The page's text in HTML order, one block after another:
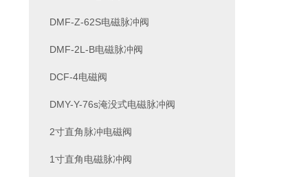
DMF-Z-62S电磁脉冲阀
DMF-2L-B电磁脉冲阀
DCF-4电磁阀
DMY-Y-76s淹没式电磁脉冲阀
2寸直角脉冲电磁阀
1寸直角电磁脉冲阀